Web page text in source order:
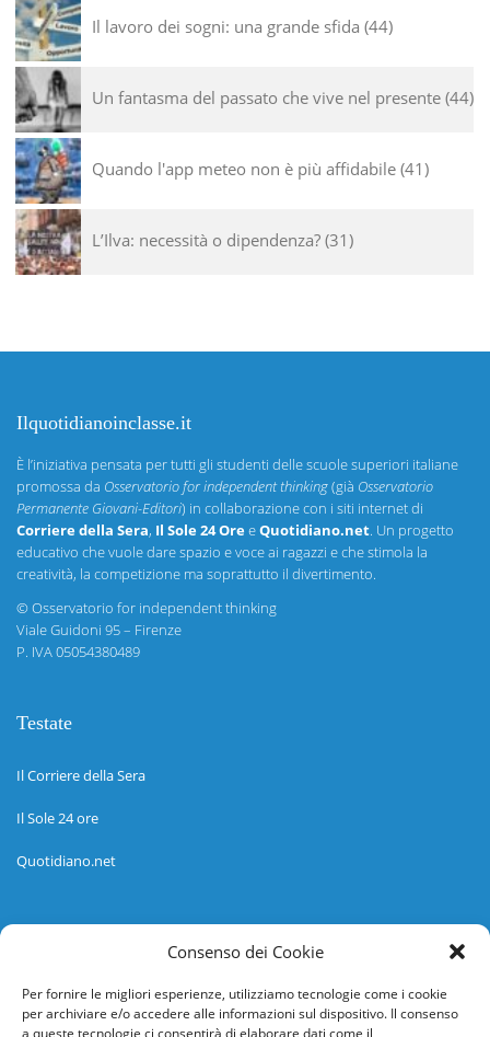
Consenso dei Cookie
Per fornire le migliori esperienze, utilizziamo tecnologie come i cookie
per archiviare e/o accedere alle informazioni sul dispositivo. Il consenso
a queste tecnologie ci consentirà di elaborare dati come il
Il lavoro dei sogni: una grande sfida 44
Un fantasma del passato che vive nel presente 44
Quando l'app meteo non è più affidabile 41
L’Ilva: necessità o dipendenza? 31
Ilquotidianoinclasse.it
È l’iniziativa pensata per tutti gli studenti delle scuole superiori italiane
promossa da Osservatorio for independent thinking(già Osservatorio
Permanente Giovani-Editori) in collaborazione con i siti internet di
Corriere della Sera, Il Sole 24 OreeQuotidiano.net. Un progetto
educativo che vuole dare spazio e voce ai ragazzi e che stimola la
creatività, la competizione ma soprattutto il divertimento.
©Osservatorio for independent thinking
Viale Guidoni 95 – Firenze
P. IVA 05054380489
Testate
Il Corriere della Sera
Il Sole 24 ore
Quotidiano.net
Informazioni
Help desk